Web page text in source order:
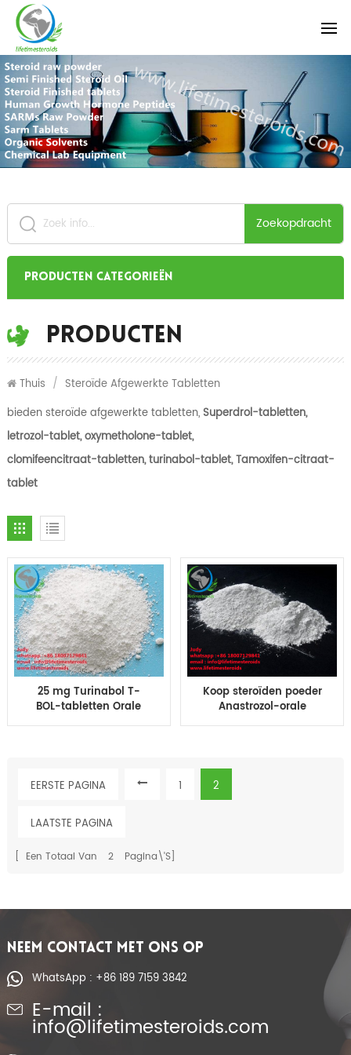
Zoekopdracht
Producten categorieën
Producten
Thuis / Steroïde Afgewerkte Tabletten
bieden steroïde afgewerkte tabletten,Superdrol-tabletten,
letrozol-tablet, oxymetholone-tablet,
clomifeencitraat-tabletten, turinabol-tablet, Tamoxifen-citraat-
tablet
25 mg Turinabol T-
BOL-tabletten Orale
pillen voor
Koop steroïden poeder
Anastrozol-orale
Arimidex-1mg pillen
EERSTE PAGINA 1 2
LAATSTE PAGINA
[ Een Totaal Van 2 Pagina\'s]
NEEM CONTACT MET ONS OP
WhatsApp : +86 189 7159 3842
E-mail :
info@lifetimesteroids.com